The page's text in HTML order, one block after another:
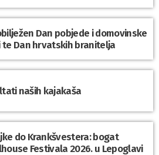
Dan pobjede i domovinske
Dan hrvatskih branitelja
naših kajakaša
do Krankšvestera: bogat
Festivala 2026. u Lepoglavi